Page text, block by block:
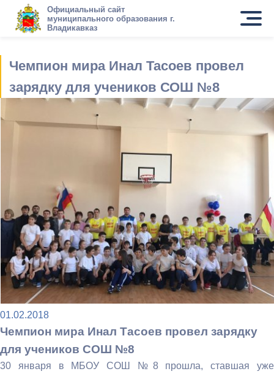
Официальный сайт
муниципального образования г.
Владикавказ
Чемпион мира Инал Тасоев провел
зарядку для учеников СОШ №8
01.02.2018
Чемпион мира Инал Тасоев провел зарядку
для учеников СОШ №8
30 января в МБОУ СОШ №8 прошла, ставшая уже